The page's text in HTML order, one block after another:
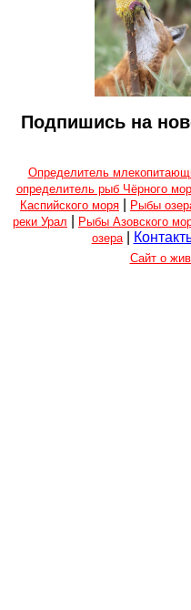
Подпишись на
Определитель
определитель рыб Чёрного
Каспийского моря
Рыбы
реки Урал
Рыбы Азовского
озера|
Сайт о